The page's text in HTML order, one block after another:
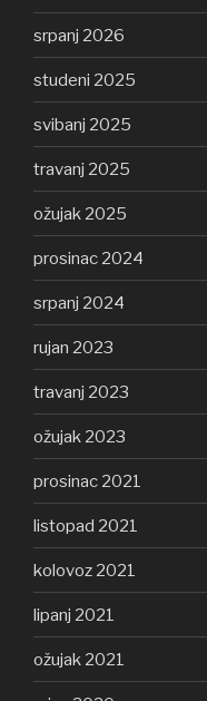
srpanj 2026
studeni 2025
svibanj 2025
travanj 2025
ožujak 2025
prosinac 2024
srpanj 2024
rujan 2023
travanj 2023
ožujak 2023
prosinac 2021
listopad 2021
kolovoz 2021
lipanj 2021
ožujak 2021